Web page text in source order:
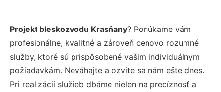
Projekt bleskozvodu Krasňany? Ponúkame vám
profesionálne, kvalitné a zároveň cenovo rozumné
služby, ktoré sú prispôsobené vašim individuálnym
požiadavkám. Neváhajte a ozvite sa nám ešte dnes.
Pri realizácií služieb dbáme nielen na precíznosť a